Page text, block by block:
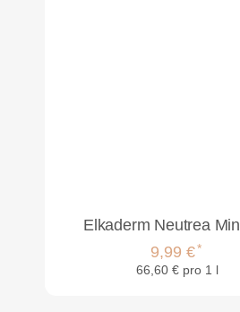
Elkaderm Neutrea
9,99 €*
66,60 € pro 1 l